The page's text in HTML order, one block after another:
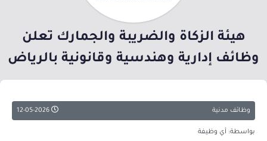
هيئة الزكاة والضريبة والجمارك تعلن
وظائف إدارية وهندسية وقانونية بالرياض
وظائف مدنية
بواسطة: أي وظيفة